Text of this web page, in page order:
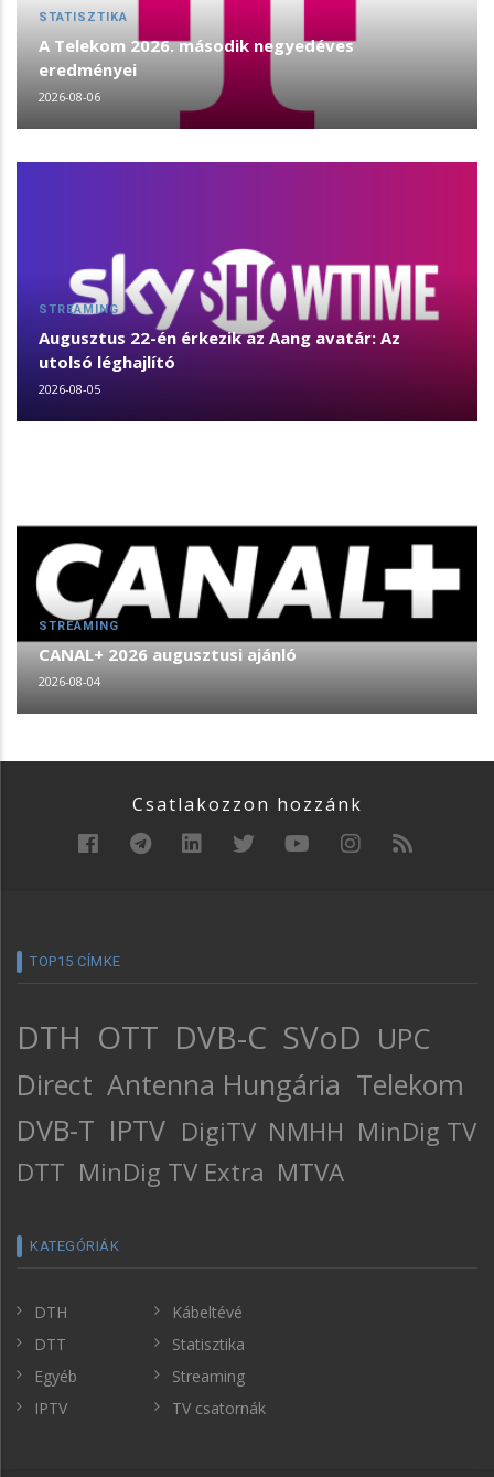
STATISZTIKA
A Telekom 2026. második negyedéves
eredményei
2026-08-06
STREAMING
Augusztus 22-én érkezik az Aang avatár: Az
utolsó léghajlító
2026-08-05
STREAMING
CANAL+ 2026 augusztusi ajánló
2026-08-04
Csatlakozzon hozzánk
TOP15 CÍMKE
DTH OTT DVB-C SVoD UPC
Direct Antenna Hungária Telekom
DVB-T IPTV DigiTV NMHH MinDig TV
DTT MinDig TV Extra MTVA
KATEGÓRIÁK
DTH
DTT
Egyéb
IPTV
Kábeltévé
Statisztika
Streaming
TV csatornák